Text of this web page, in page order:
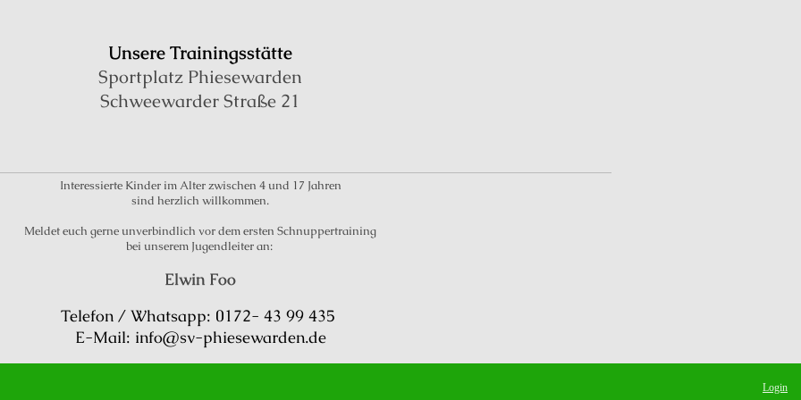
Unsere Trainingsstätte
Sportplatz Phiesewarden
Schweewarder Straße 21
Interessierte Kinder im Alter zwischen 4 und 17 Jahren
sind herzlich willkommen.
Meldet euch gerne unverbindlich vor dem ersten Schnuppertraining
bei unserem Jugendleiter an:
Elwin Foo
Telefon / Whatsapp: 0172- 43 99 435
E-Mail: info@sv-phiesewarden.de
Login